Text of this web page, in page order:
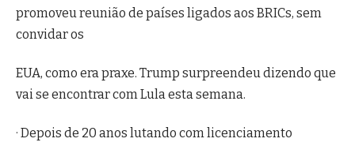
promoveu reunião de países ligados aos BRICs, sem
convidar os
EUA, como era praxe. Trump surpreendeu dizendo que
vai se encontrar com Lula esta semana.
· Depois de 20 anos lutando com licenciamento